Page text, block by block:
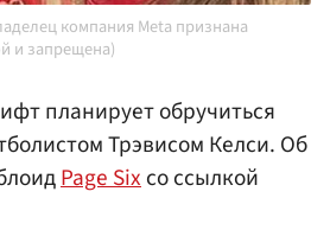
компания Meta признана
и запрещена)
планирует обручиться
Трэвисом Келси. Об
Page Sixсо ссылкой